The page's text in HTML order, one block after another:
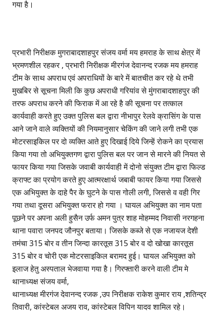
गया है।
प्रभारी निरीक्षक मुगराबादशाहपुर संजय वर्मा मय हमराह के साथ क्षेत्र में
भ्रमणशील रहकर , प्रभारी निरीक्षक मीरगंज देवानन्द रजक मय हमराह
टीम के साथ अपराध एवं अपराधियों के बारे में बातचीत कर रहे थे तभी
मुखबिर से सूचना मिली कि कुछ अपराधी गरियांव से मुंगराबादशाहपुर की
तरफ अपराध करने की फिराक में आ रहे है की सूचना पर तत्काल
कार्यवाही करते हुए उक्त पुलिस बल द्वारा नीभापुर रेलवे क्रासिंग के पास
आने जाने वाले व्यक्तियों की नियमानुसार चेकिंग की जाने लगी तभी एक
मोटरसाइकिल पर दो व्यक्ति आते हुए दिखाई दिये जिन्हें रोकने का प्रयास
किया गया तो अभियुक्तगण द्वारा पुलिस बल पर जान से मारने की नियत से
फायर किया गया जिसके जवाबी कार्यवाही में दोनो संयुक्त टीम द्वारा फिल्ड
क्राफ्ट का प्रयोग करते हुए आत्मरक्षार्थ जबाबी फायर किया गया जिससे
एक अभियुक्त के दाहे पैर के घुटने के पास गोली लगी, जिससे व वही गिर
गया तथा दूसरा अभियुक्त फरार हो गया । घायल अभियुक्त का नाम पता
पूछने पर अपना अली हुसैन उर्फ अमन पुत्र शाह मोहम्मद निवासी नरगहना
थाना पवारा जनपद जौनपुर बताया। जिसके कब्जे से एक नजायज देशी
तमंचा 315 बोर व तीन जिन्दा कारतूस 315 बोर व दो खोखा कारतूस
315 बोर व चोरी एक मोटरसाइकिल बरामद हुई। घायल अभियुक्त को
इलाज हेतु अस्पताल भेजवाया गया है। गिरफ्तारी करने वाली टीम मे
थानाध्यक्ष संजय वर्मा,
थानाध्यक्ष मीरगंज देवानन्द रजक ,उप निरीक्षक राकेश कुमार राय ,शतिन्द्र
तिवारी, कांस्टेबल अजय राव, कांस्टेबल विपिन यादव शामिल रहे।